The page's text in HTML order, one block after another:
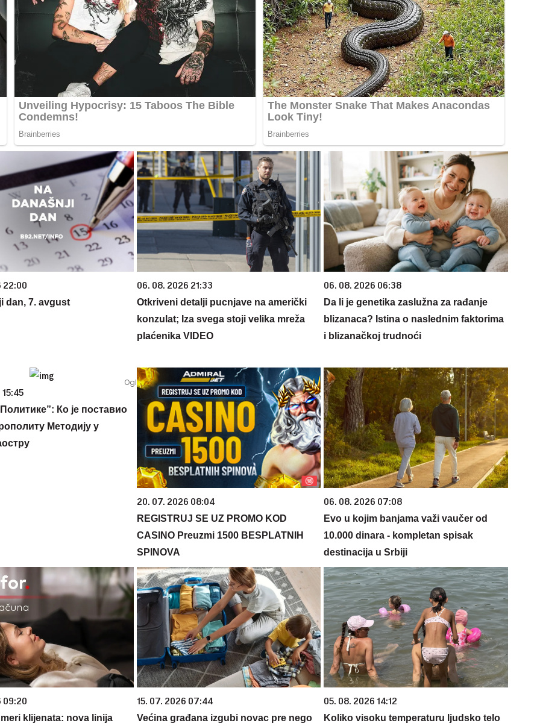
22:00
dan, 7. avgust
06. 08. 2026 21:33
Otkriveni detalji pucnjave na američki
konzulat; Iza svega stoji velika mreža
plaćenika VIDEO
06. 08. 2026 06:38
Da li je genetika zaslužna za rađanje
blizanaca? Istina o naslednim faktorima
i blizanačkoj trudnoći
Ко је поставио
Методију у
20. 07. 2026 08:04
REGISTRUJ SE UZ PROMO KOD
CASINO Preuzmi 1500 BESPLATNIH
SPINOVA
06. 08. 2026 07:08
Evo u kojim banjama važi vaučer od
10.000 dinara - kompletan spisak
destinacija u Srbiji
09:20
klijenata: nova linija
15. 07. 2026 07:44
Većina građana izgubi novac pre nego
05. 08. 2026 14:12
Koliko visoku temperaturu ljudsko telo